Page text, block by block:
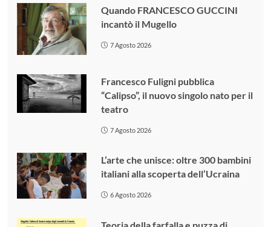
Quando FRANCESCO GUCCINI
incantò il Mugello
7 Agosto 2026
Francesco Fuligni pubblica
“Calipso”, il nuovo singolo nato per il
teatro
7 Agosto 2026
L’arte che unisce: oltre 300 bambini
italiani alla scoperta dell’Ucraina
6 Agosto 2026